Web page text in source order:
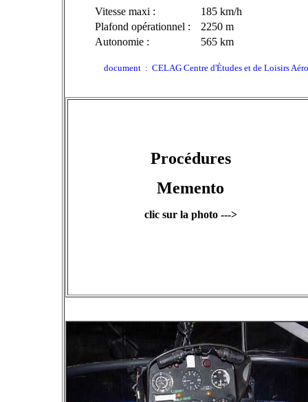
Vitesse maxi :
185 km/h
Plafond opérationnel :
2250 m
Autonomie :
565 km
document : CELAG Centre d'Études et de Loisirs
Procédures
Memento
clic sur la photo --->